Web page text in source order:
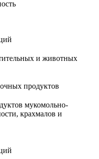
и животных
продуктов
мукомольно-
крахмалов и